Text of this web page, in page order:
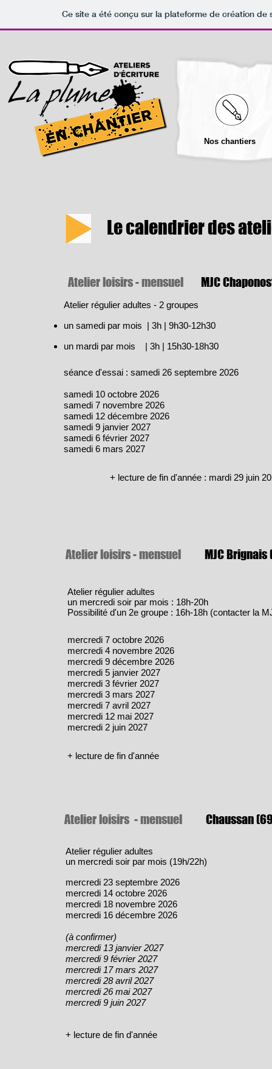
Ce site a été conçu sur la plateforme de création de
Nos chantiers
Le calendrier des
Atelier régulier adultes - 2 groupes
un samedi par mois | 3h | 9h30-12h30
un mardi par mois | 3h | 15h30-18h30
séance d'essai : samedi 26 septembre 2026
samedi 10 octobre 2026
samedi 7 novembre 2026
samedi 12 décembre 2026
samedi 9 janvier 2027
samedi 6 février 2027
samedi 6 mars 2027
Atelier loisirs - mensuel MJC
+ lecture de fin d'année : mardi 29 juin
Atelier loisirs - mensuel MJC Brignais
Atelier régulier adultes
un mercredi soir par mois : 18h-20h
Possibilité d'un 2e groupe : 16h-18h (contacter la
mercredi 7 octobre 2026
mercredi 4 novembre 2026
mercredi 9 décembre 2026
mercredi 5 janvier 2027
mercredi 3 février 2027
mercredi 3 mars 2027
mercredi 7 avril 2027
mercredi 12 mai 2027
mercredi 2 juin 2027
+ lecture de fin d'année
Atelier loisirs - mensuel Chaussan
Atelier régulier adultes
un mercredi soir par mois (19h/22h)
mercredi 23 septembre 2026
mercredi 14 octobre 2026
mercredi 18 novembre 2026
mercredi 16 décembre 2026
(à confirmer)
mercredi 13 janvier 2027
mercredi 9 février 2027
mercredi 17 mars 2027
mercredi 28 avril 2027
mercredi 26 mai 2027
mercredi 9 juin 2027
​+ lecture de fin d'année